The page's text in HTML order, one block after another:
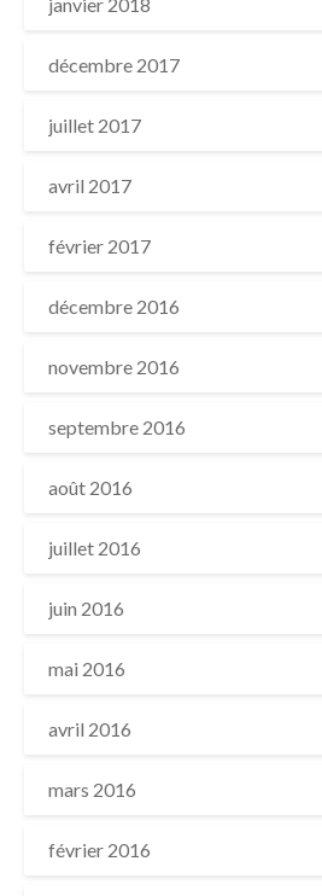
décembre 2017
juillet 2017
avril 2017
février 2017
décembre 2016
novembre 2016
septembre 2016
août 2016
juillet 2016
juin 2016
mai 2016
avril 2016
mars 2016
février 2016